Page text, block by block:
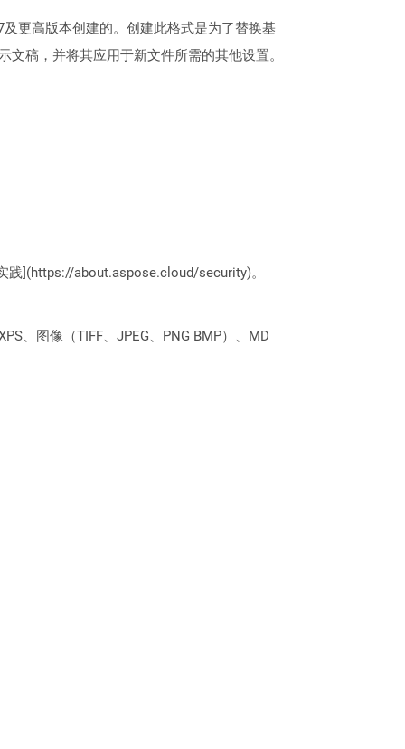
更高版本创建的。创建此格式是为了替换基
稿，并将其应用于新文件所需的其他设置。
践](https://about.aspose.cloud/security)。
、图像（TIFF、JPEG、PNG BMP）、MD